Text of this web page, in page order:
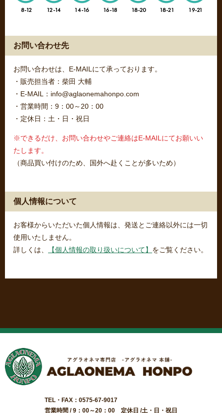
お問い合わせ先
お問い合わせは、E-MAILにて承っております。
・販売担当者：柴田 大輔
・E-MAIL：info@aglaonemahonpo.com
・営業時間：9：00～20：00
・定休日：土・日・祝日
※できるだけ、お問い合わせやご連絡はE-MAILにてお願いい
たします。
（商品買い付けのため、国外へ赴くことが多いため）
個人情報について
お客様からいただいた個人情報は、発送とご連絡以外には一切
使用いたしません。
詳しくは、
【個人情報の取り扱いについて】 をご覧ください。
TEL・FAX：0575-67-9017
営業時間 / 9：00～20：00 定休日 /土・日・祝日